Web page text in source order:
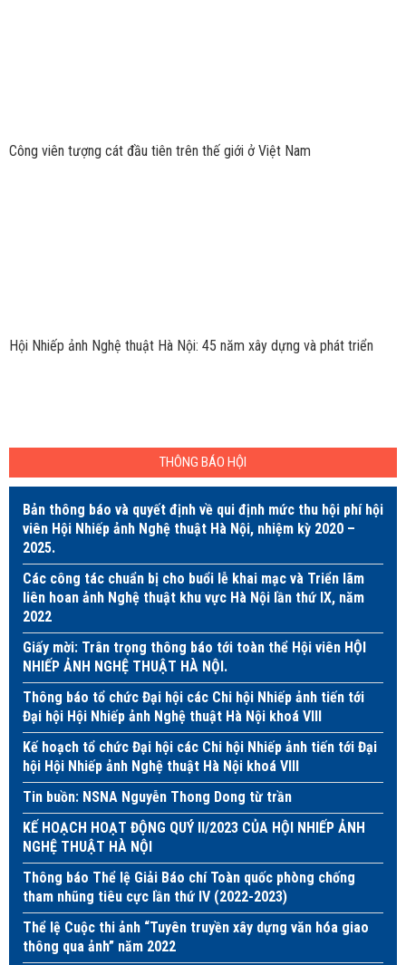
Công viên tượng cát đầu tiên trên thế giới ở Việt Nam
Hội Nhiếp ảnh Nghệ thuật Hà Nội: 45 năm xây dựng và phát triển
THÔNG BÁO HỘI
Bản thông báo và quyết định về qui định mức thu hội phí hội
viên Hội Nhiếp ảnh Nghệ thuật Hà Nội, nhiệm kỳ 2020 –
2025.
Các công tác chuẩn bị cho buổi lễ khai mạc và Triển lãm
liên hoan ảnh Nghệ thuật khu vực Hà Nội lần thứ IX, năm
2022
Giấy mời: Trân trọng thông báo tới toàn thể Hội viên HỘI
NHIẾP ẢNH NGHỆ THUẬT HÀ NỘI.
Thông báo tổ chức Đại hội các Chi hội Nhiếp ảnh tiến tới
Đại hội Hội Nhiếp ảnh Nghệ thuật Hà Nội khoá VIII
Kế hoạch tổ chức Đại hội các Chi hội Nhiếp ảnh tiến tới Đại
hội Hội Nhiếp ảnh Nghệ thuật Hà Nội khoá VIII
Tin buồn: NSNA Nguyễn Thong Dong từ trần
KẾ HOẠCH HOẠT ĐỘNG QUÝ II/2023 CỦA HỘI NHIẾP ẢNH
NGHỆ THUẬT HÀ NỘI
Thông báo Thể lệ Giải Báo chí Toàn quốc phòng chống
tham nhũng tiêu cực lần thứ IV (2022-2023)
Thể lệ Cuộc thi ảnh “Tuyên truyền xây dựng văn hóa giao
thông qua ảnh” năm 2022